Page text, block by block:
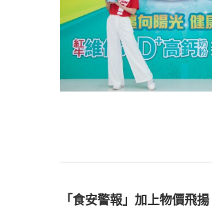
「食安警報」加上物價飛